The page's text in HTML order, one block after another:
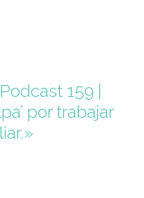
159 |
por trabajar